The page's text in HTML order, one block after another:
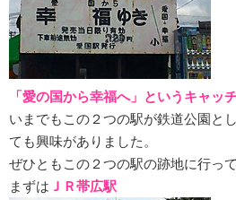
「愛の国から幸福へ」というキャッ
いまでもこの２つの駅が鉄道公園と
ても興味がありました。
ぜひともこの２つの駅の跡地に行っ
まずは ＪＲ帯広駅